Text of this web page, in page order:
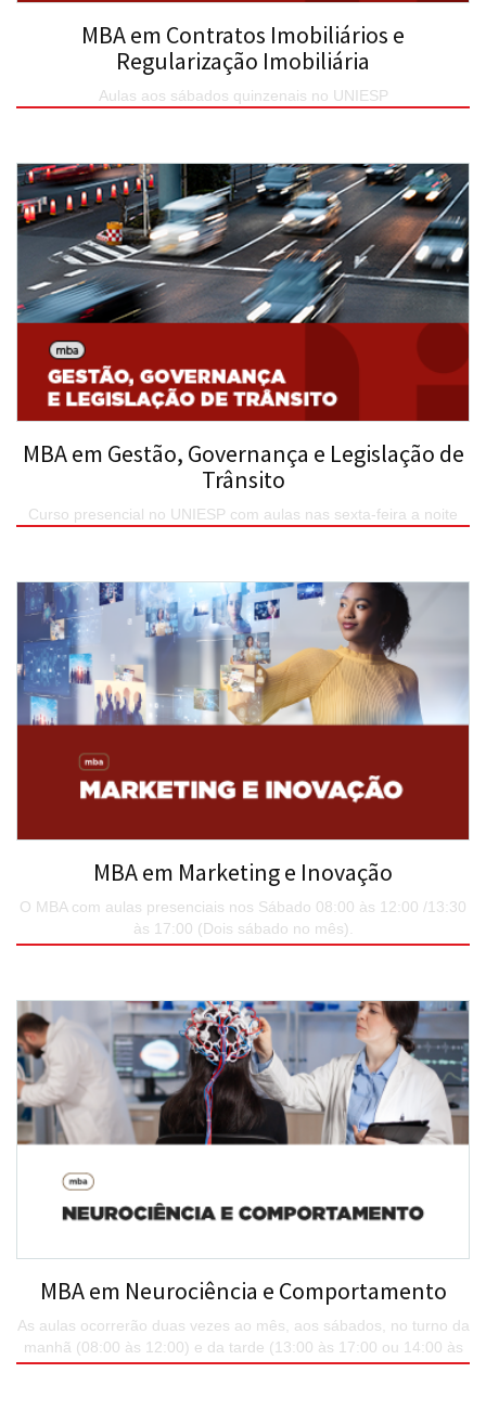
MBA em Contratos Imobiliários e
Regularização Imobiliária
Aulas aos sábados quinzenais no UNIESP
MBA em Gestão, Governança e Legislação de
Trânsito
Curso presencial no UNIESP com aulas nas sexta-feira a noite
SAIBA MAIS
MBA em Marketing e Inovação
O MBA com aulas presenciais nos Sábado 08:00 às 12:00 /13:30
às 17:00 (Dois sábado no mês).
MBA em Neurociência e Comportamento
As aulas ocorrerão duas vezes ao mês, aos sábados, no turno da
manhã (08:00 às 12:00) e da tarde (13:00 às 17:00 ou 14:00 às
18:00).